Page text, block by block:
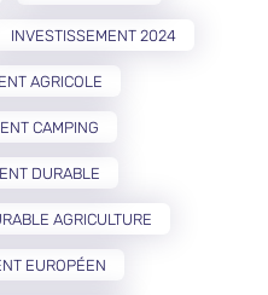
INVESTISSEMENT 2024
AGRICOLE
CAMPING
DURABLE
AGRICULTURE
EUROPÉEN